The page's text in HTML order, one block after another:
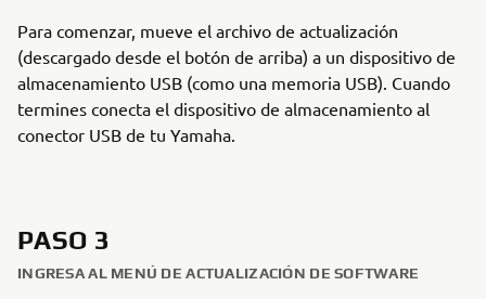
Para comenzar, mueve el archivo de actualización
(descargado desde el botón de arriba) a un dispositivo de
almacenamiento USB (como una memoria USB). Cuando
termines conecta el dispositivo de almacenamiento al
conector USB de tu Yamaha.
PASO 3
INGRESA AL MENÚ DE ACTUALIZACIÓN DE SOFTWARE